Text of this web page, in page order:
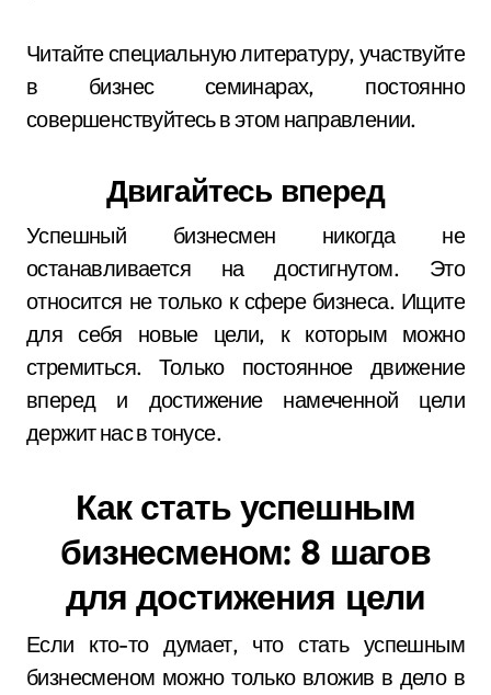
Читайте специальную литературу, участвуйте
в бизнес семинарах, постоянно
совершенствуйтесь в этом направлении.
Двигайтесь вперед
Успешный бизнесмен никогда не
останавливается на достигнутом. Это
относится не только к сфере бизнеса. Ищите
для себя новые цели, к которым можно
стремиться. Только постоянное движение
вперед и достижение намеченной цели
держит нас в тонусе.
Как стать успешным
бизнесменом: 8 шагов
для достижения цели
Если кто-то думает, что стать успешным
бизнесменом можно только вложив в дело в